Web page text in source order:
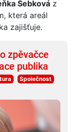
Šebková z
která areál
zajišťuje.
zpěvačce
publika
Společnost